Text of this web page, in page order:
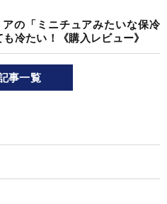
の「ミニチュアみたいな保冷
冷たい！《購入レビュー》
事一覧